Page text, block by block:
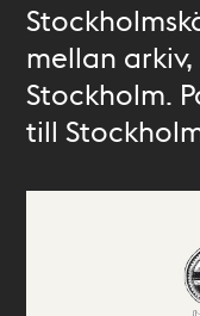
mellan
Stockholm.
till